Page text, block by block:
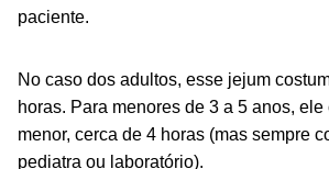
paciente.
No caso dos adultos, esse jejum
horas. Para menores de 3 a 5 anos, ele
menor, cerca de 4 horas (mas sempre
pediatra ou laboratório).